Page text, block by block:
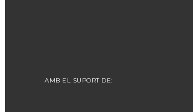
AMB EL SUPORT DE: